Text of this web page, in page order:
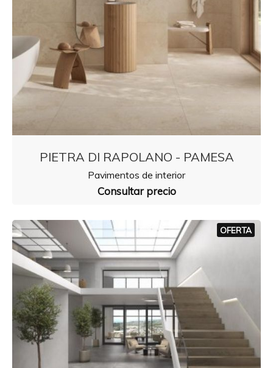
PIETRA DI RAPOLANO - PAMESA
Pavimentos de interior
Consultar precio
OFERTA